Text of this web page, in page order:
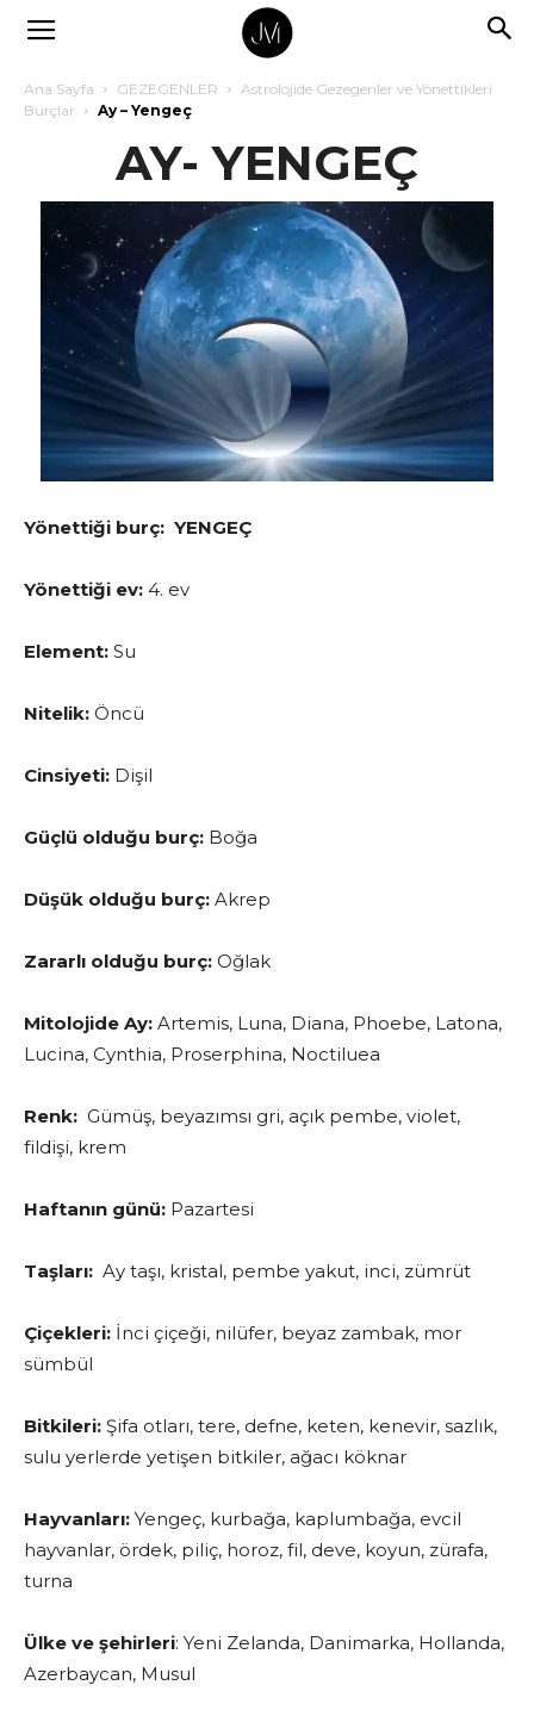
Ana Sayfa GEZEGENLER
Astrolojide Gezegenler ve Yönettikleri
Burçlar
Ay – Yengeç
AY- YENGEÇ
Yönettiği burç: YENGEÇ
Yönettiği ev: 4. ev
Element: Su
Nitelik: Öncü
Cinsiyeti: Dişil
Güçlü olduğu burç: Boğa
Düşük olduğu burç: Akrep
Zararlı olduğu burç: Oğlak
Mitolojide Ay: Artemis, Luna, Diana, Phoebe, Latona,
Lucina, Cynthia, Proserphina, Noctiluea
Renk: Gümüş, beyazımsı gri, açık pembe, violet,
fildişi, krem
Haftanın günü: Pazartesi
Taşları: Ay taşı, kristal, pembe yakut, inci, zümrüt
Çiçekleri: İnci çiçeği, nilüfer, beyaz zambak, mor
sümbül
Bitkileri: Şifa otları, tere, defne, keten, kenevir, sazlık,
sulu yerlerde yetişen bitkiler, ağacı köknar
Hayvanları: Yengeç, kurbağa, kaplumbağa, evcil
hayvanlar, ördek, piliç, horoz, fil, deve, koyun, zürafa,
turna
Ülke ve şehirleri: Yeni Zelanda, Danimarka, Hollanda,
Azerbaycan, Musul